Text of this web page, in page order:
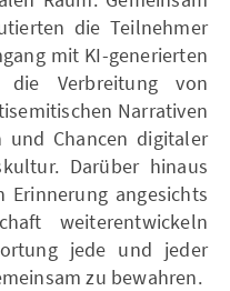
die Teilnehmer
mit KI-generierten
Verbreitung von
Narrativen
Chancen digitaler
Darüber hinaus
angesichts
weiterentwickeln
jede und jeder
zu bewahren.